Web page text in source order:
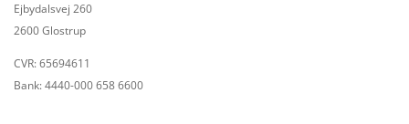
Ejbydalsvej 260
2600 Glostrup
CVR: 65694611
Bank: 4440-000 658 6600